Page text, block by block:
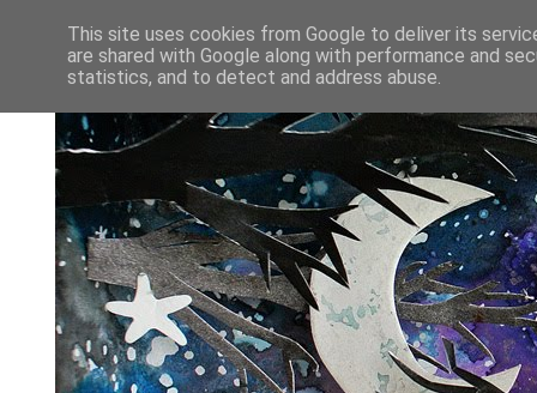
This site uses cookies from Google to deliver its
are shared with Google along with performance and
statistics, and to detect and address abuse.